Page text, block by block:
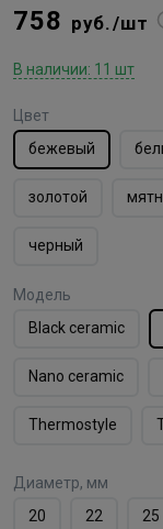
758 руб./шт
В наличии: 11 шт
Цвет
бежевый
золотой
черный
Модель
Black ceramic
Nano ceramic
Thermostyle
Диаметр, мм
20
22 25